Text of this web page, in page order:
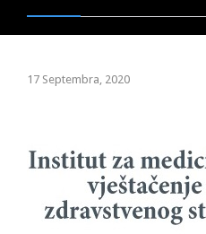
17 Septembra, 2020